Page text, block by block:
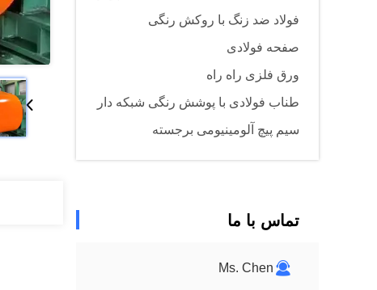
فولاد ضد زنگ با روکش رنگی
صفحه فولادی
ورق فلزی راه راه
طناب فولادی با پوشش رنگی شبکه دار
سیم پیچ آلومینیومی برجسته
تماس با ما
Ms. Chen